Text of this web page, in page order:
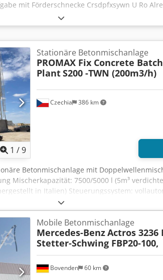
mit Förderschnecke Crsdpfxsywn U Ro
1 /9
Czechia 386 km
Stationäre Betonmischanlage
PROMAX Fix Concrete
PlantS200 -TWN (200m3/h)
Betonmischanlage mit
Mischerkapazität: 7500/5000 l (5m³
in Italien) Steuerungssystem:
Sonstige Ausrüstung und Zubehör:
Installation und Inbetriebnahme des
Export von mehr als 1000
UND DOPPELTE * EINFACHE WARTUNG *
Ins Alrsf * RCC BETON
Bovenden 60 km
Mobile Betonmischanlage
Mercedes-BenzActros 3236
Stetter-Schwing FBP20-100,